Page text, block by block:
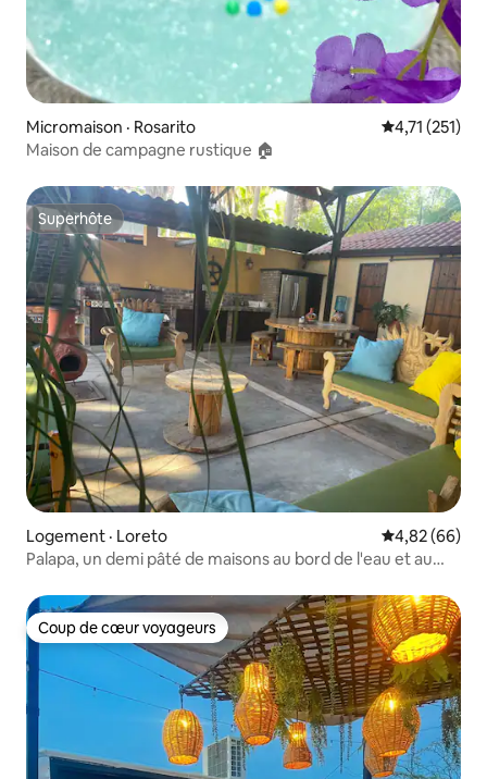
Micromaison · Rosarito Note
4,71 (251)
Maison de campagne rustique 🏠
Superhôte
Superhôte
Logement · Loreto Note
4,82 (66)
Palapa, un demi pâté de maisons au bord de l'eau et au
Coup de cœur voyageurs
Coup de cœur voyageurs